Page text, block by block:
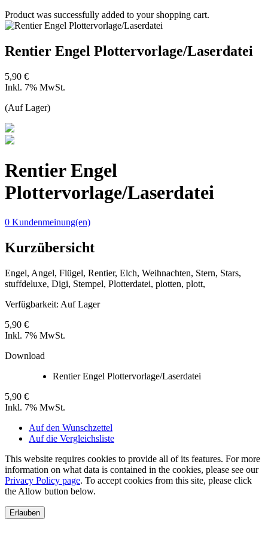
Product was successfully added to your shopping cart.
Rentier Engel Plottervorlage/Laserdatei
5,90 €
Inkl. 7% MwSt.
(Auf Lager)
Rentier Engel
Plottervorlage/Laserdatei
0 Kundenmeinung(en)
Kurzübersicht
Engel, Angel, Flügel, Rentier, Elch, Weihnachten, Stern, Stars,
stuffdeluxe, Digi, Stempel, Plotterdatei, plotten, plott,
Verfügbarkeit: Auf Lager
5,90 €
Inkl. 7% MwSt.
Download
Rentier Engel Plottervorlage/Laserdatei
5,90 €
Inkl. 7% MwSt.
Auf den Wunschzettel
Auf die Vergleichsliste
This website requires cookies to provide all of its features. For more
information on what data is contained in the cookies, please see our
Privacy Policy page. To accept cookies from this site, please click
the Allow button below.
Erlauben